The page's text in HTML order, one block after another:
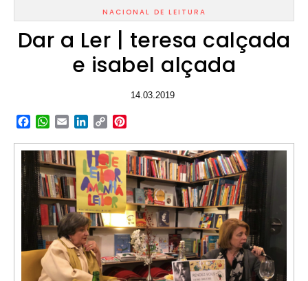
NACIONAL DE LEITURA
Dar a Ler | teresa calçada
e isabel alçada
14.03.2019
Facebook
WhatsApp
EmailLinkedIn
Copy